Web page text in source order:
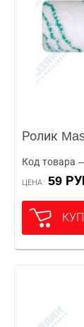
Ролик
Код товара
ЦЕНА 59